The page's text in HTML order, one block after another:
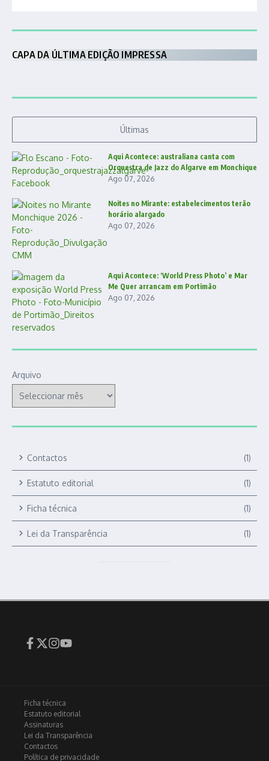
CAPA DA ÚLTIMA EDIÇÃO IMPRESSA
Últimas
Aqui Acontece: australiana canta com
Orquestra de Jazz do Algarve em Monchique
Ago 07, 2026
Noites no Mirante: estabelecimentos terão
horário alargado
Ago 07, 2026
Aqui Acontece: ‘World Press Photo’ e Mar
Me Quer arrancam em Portimão
Ago 07, 2026
Arquivo
Contactos (1)
Estatuto editorial (1)
Ficha técnica (1)
Lei da Transparência (1)
Ficha técnica
Estatuto editorial
Assinaturas
Lei da Transparência
Contactos
Política de privacidade